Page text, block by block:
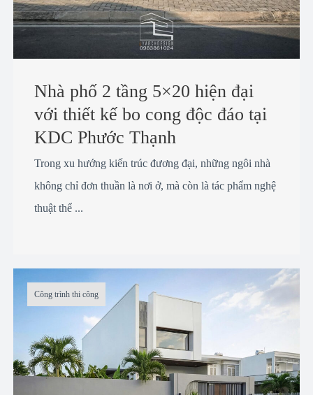
Nhà phố 2 tầng 5×20 hiện đại
với thiết kế bo cong độc đáo tại
KDC Phước Thạnh
Trong xu hướng kiến trúc đương đại, những ngôi nhà
không chỉ đơn thuần là nơi ở, mà còn là tác phẩm nghệ
thuật thể ...
Công trình thi công